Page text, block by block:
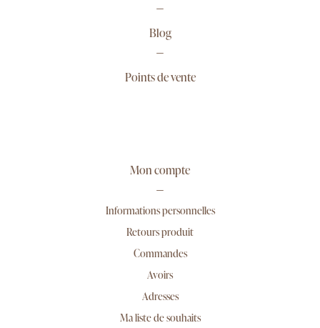
Blog
Points de vente
Mon compte
Informations personnelles
Retours produit
Commandes
Avoirs
Adresses
Ma liste de souhaits